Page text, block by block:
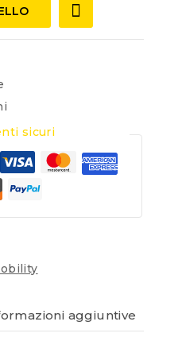
sicuri
aggiuntive